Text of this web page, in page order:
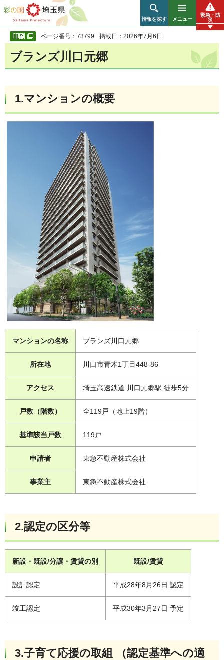
彩の国 埼玉県
情報を探す メニュー
緊急・防
災
ページ番号：73799 掲載日：2026年7月6日
ブランズ川口元郷
1.マンションの概要
マンションの名称 ブランズ川口元郷
所在地 川口市青木1丁目448-86
アクセス 埼玉高速鉄道 川口元郷駅 徒歩5分
戸数（階数） 全119戸（地上19階）
基準該当戸数 119戸
申請者 東急不動産株式会社
事業主 東急不動産株式会社
2.認定の区分等
新設・既設/分譲・賃貸の別 既設/賃貸
設計認定 平成28年8月26日 認定
竣工認定 平成30年3月27日 予定
3.子育て応援の取組 （認定基準への適